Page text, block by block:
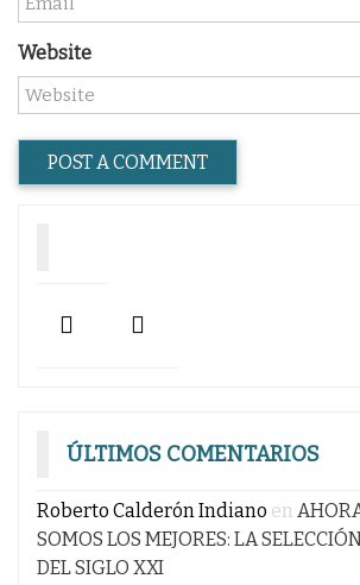
Website
ÚLTIMOS COMENTARIOS
Roberto Calderón Indiano en
SOMOS LOS MEJORES: LA
DEL SIGLO XXI